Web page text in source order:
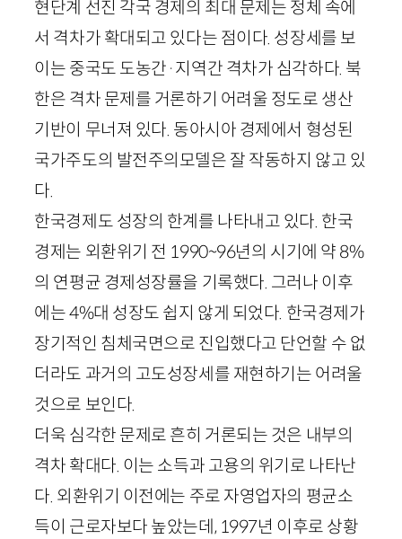
현단계 선진 각국 경제의 최대 문제는 정체 속에
서 격차가 확대되고 있다는 점이다. 성장세를 보
이는 중국도 도농간·지역간 격차가 심각하다. 북
한은 격차 문제를 거론하기 어려울 정도로 생산
기반이 무너져 있다. 동아시아 경제에서 형성된
국가주도의 발전주의모델은 잘 작동하지 않고 있
다.
한국경제도 성장의 한계를 나타내고 있다. 한국
경제는 외환위기 전 1990~96년의 시기에 약 8%
의 연평균 경제성장률을 기록했다. 그러나 이후
에는4%대 성장도 쉽지 않게 되었다. 한국경제가
장기적인 침체국면으로 진입했다고 단언할 수 없
더라도 과거의 고도성장세를 재현하기는 어려울
것으로 보인다.
더욱 심각한 문제로 흔히 거론되는 것은 내부의
격차 확대다. 이는 소득과 고용의 위기로 나타난
다. 외환위기 이전에는 주로 자영업자의 평균소
득이 근로자보다 높았는데, 1997년 이후로 상황